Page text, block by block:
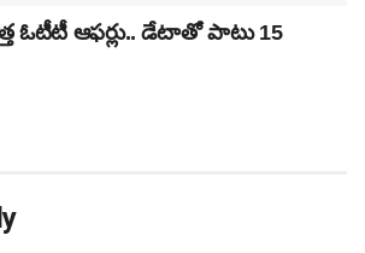
ఓటీటీ ఆఫర్లు.. డేటాతో పాటు 15